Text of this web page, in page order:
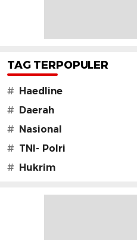
TAG TERPOPULER
# Haedline
# Daerah
# Nasional
# TNI- Polri
# Hukrim